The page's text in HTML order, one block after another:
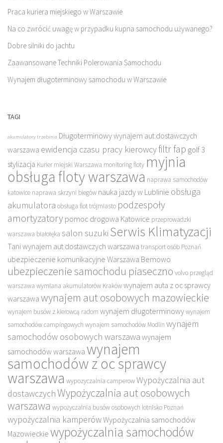
Praca kuriera miejskiego w Warszawie
Na co zwrócić uwagę w przypadku kupna samochodu używanego?
Dobre silniki do jachtu
Zaawansowane Techniki Polerowania Samochodu
Wynajem długoterminowy samochodu w Warszawie
TAGI
akumulatory trzebinia Długoterminowy wynajem aut dostawczych
warszawa ewidencja czasu pracy kierowcyfiltr fap golf 3
stylizacja Kurier miejski Warszawa monitoring floty myjnia
obsługa floty warszawa naprawa samochodów
katowice naprawa skrzyni biegów nauka jazdy w Lublinie obsługa
akumulatora obsługa flot trójmiasto podzespoły
amortyzatory pomoc drogowa Katowice przeprowadzki
warszawa białołęka salon suzuki Serwis Klimatyzacji
Tani wynajem aut dostawczych warszawa transport osób Poznań
ubezpieczenie komunikacyjne Warszawa Bemowo
ubezpieczenie samochodu piaseczno volvo przegląd
warszawa wymiana akumulatorów Krakówwynajem auta z oc sprawcy
warszawa wynajem aut osobowych mazowieckie
wynajem busów z kierowcą radom wynajem długoterminowywynajem
samochodów campingowych wynajem samochodów Modlin wynajem
samochodów osobowych warszawa wynajem
samochodów warszawa wynajem
samochodów z oc sprawcy
warszawa wypozyczalnia camperowWypożyczalnia aut
dostawczychWypożyczalnia aut osobowych
warszawa wypożyczalnia busów osobowych lotnisko Poznań
wypożyczalnia kamperówWypożyczalnia samochodów
Mazowieckie wypożyczalnia samochodów